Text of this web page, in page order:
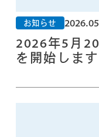
お知らせ
2026年5月
を開始します